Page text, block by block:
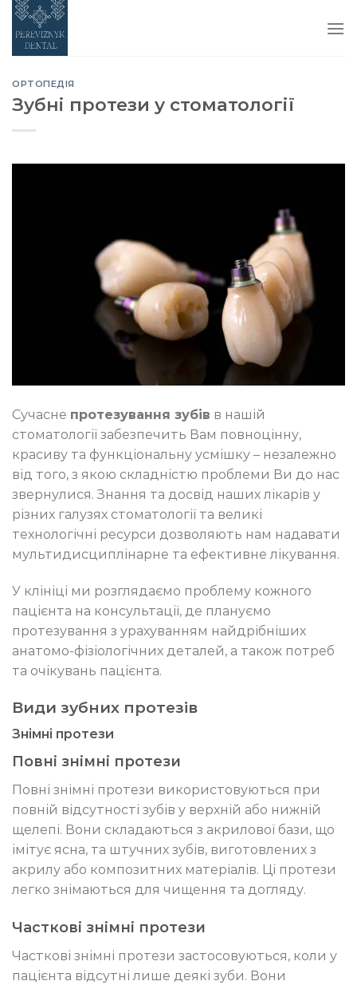
Skip
content
ОРТОПЕДІЯ
Зубні протези у стоматології
Сучасне протезування зубів в нашій
стоматології забезпечить Вам повноцінну,
красиву та функціональну усмішку – незалежно
від того, з якою складністю проблеми Ви до нас
звернулися. Знання та досвід наших лікарів у
різних галузях стоматології та великі
технологічні ресурси дозволяють нам надавати
мультидисциплінарне та ефективне лікування.
У клініці ми розглядаємо проблему кожного
пацієнта на консультації, де плануємо
протезування з урахуванням найдрібніших
анатомо-фізіологічних деталей, а також потреб
та очікувань пацієнта.
Види зубних протезів
Знімні протези
Повні знімні протези
Повні знімні протези використовуються при
повній відсутності зубів у верхній або нижній
щелепі. Вони складаються з акрилової бази, що
імітує ясна, та штучних зубів, виготовлених з
акрилу або композитних матеріалів. Ці протези
легко знімаються для чищення та догляду.
Часткові знімні протези
Часткові знімні протези застосовуються, коли у
пацієнта відсутні лише деякі зуби. Вони